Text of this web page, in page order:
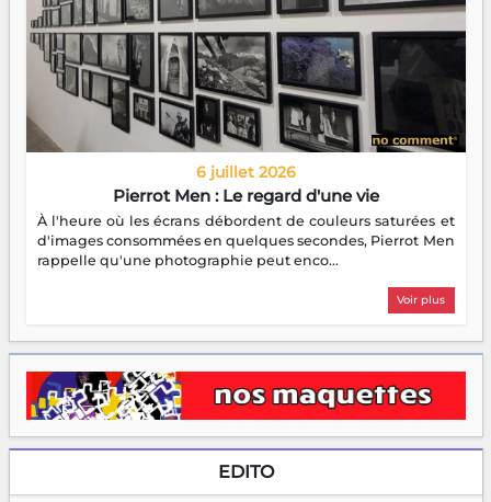
6 juillet 2026
Pierrot Men : Le regard d'une vie
À l'heure où les écrans débordent de couleurs saturées et
d'images consommées en quelques secondes, Pierrot Men
rappelle qu'une photographie peut enco...
Voir plus
EDITO